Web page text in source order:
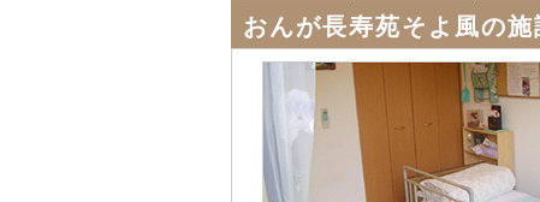
おんが長寿苑そよ風の施